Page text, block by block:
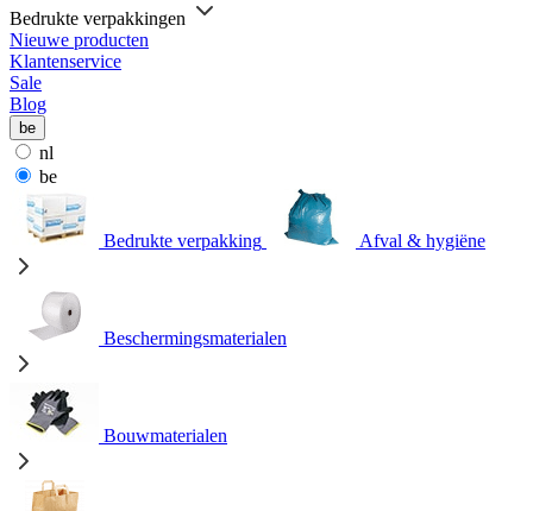
Bedrukte verpakkingen
Nieuwe producten
Klantenservice
Sale
Blog
be
nl
be
Bedrukte verpakking Afval & hygiëne
Beschermingsmaterialen
Bouwmaterialen